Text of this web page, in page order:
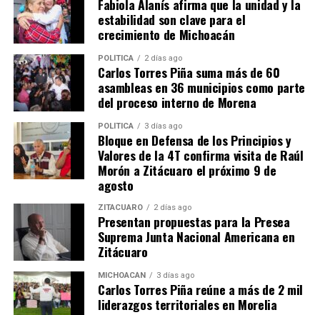
Me gusta esto:
Relacionado
Compromiso con el Pueblo
en Inicio del Segundo
Periodo Legislativo
refuerza trabajo en territorio
y define agenda legislativa
para 2026
Fabiola Alanís afirma que la unidad y la
estabilidad son clave para el
crecimiento de Michoacán
POLÍTICA 2 días ago
Carlos Torres Piña suma más de 60
asambleas en 36 municipios como parte
del proceso interno de Morena
POLÍTICA 3 días ago
Bloque en Defensa de los Principios y
Valores de la 4T confirma visita de Raúl
Morón a Zitácuaro el próximo 9 de
agosto
ZITÁCUARO 2 días ago
Presentan propuestas para la Presea
Suprema Junta Nacional Americana en
Zitácuaro
MICHOACÁN 3 días ago
Carlos Torres Piña reúne a más de 2 mil
liderazgos territoriales en Morelia